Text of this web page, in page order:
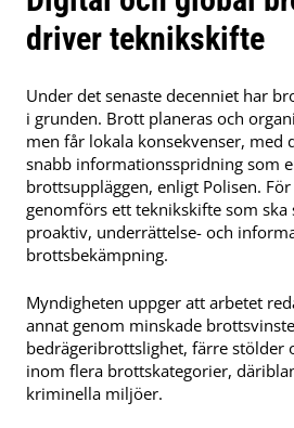
driver teknikskifte
Under det senaste decenniet har
i grunden. Brott planeras och
men får lokala konsekvenser, med
snabb informationsspridning som
brottsuppläggen, enligt Polisen.
genomförs ett teknikskifte som
proaktiv, underrättelse- och
brottsbekämpning.
Myndigheten uppger att arbetet
annat genom minskade
bedrägeribrottslighet, färre stölder
inom flera brottskategorier,
kriminella miljöer.